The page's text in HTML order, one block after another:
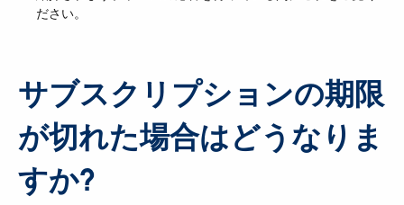
ださい。
サブスクリプションの期限
が切れた場合はどうなりま
すか?